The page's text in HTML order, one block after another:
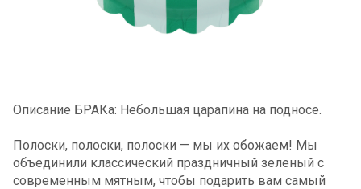
Описание БРАКа: Небольшая царапина на подносе.
Полоски, полоски, полоски — мы их обожаем! Мы
объединили классический праздничный зеленый с
современным мятным, чтобы подарить вам самый